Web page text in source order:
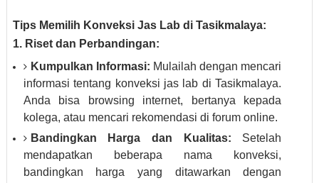
Tips Memilih Konveksi Jas Lab di Tasikmalaya:
1. Riset dan Perbandingan:
Kumpulkan Informasi: Mulailah dengan mencari
informasi tentang konveksi jas lab di Tasikmalaya.
Anda bisa browsing internet, bertanya kepada
kolega, atau mencari rekomendasi di forum online.
Bandingkan Harga dan Kualitas: Setelah
mendapatkan beberapa nama konveksi,
bandingkan harga yang ditawarkan dengan